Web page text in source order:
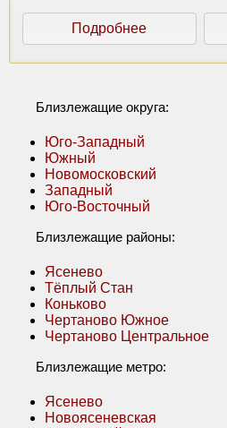
Подробнее
Близлежащие округа:
Юго-Западный
Южный
Новомосковский
Западный
Юго-Восточный
Близлежащие районы:
Ясенево
Тёплый Стан
Коньково
Чертаново Южное
Чертаново Центральное
Близлежащие метро:
Ясенево
Новоясеневская